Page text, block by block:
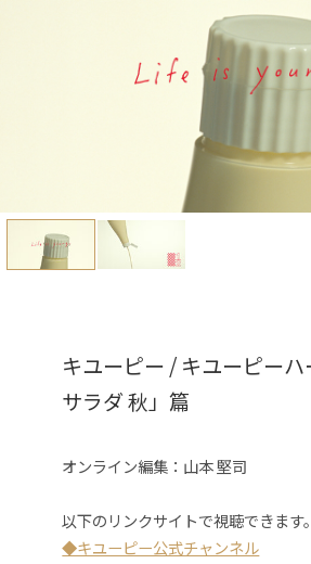
キユーピー / キユーピーハ
サラダ 秋」篇
オンライン編集： 山本 堅司
以下のリンクサイトで視聴できます。
◆キユーピー公式チャンネル